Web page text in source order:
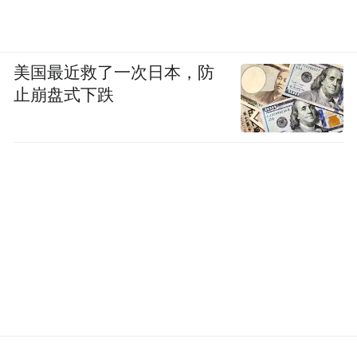
美国最近救了一次日本，防
止崩盘式下跌